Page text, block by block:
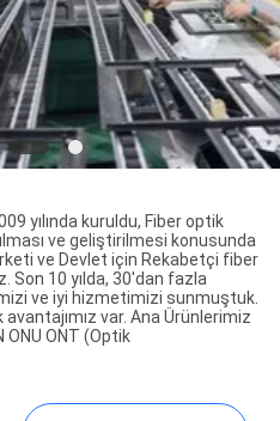
CO.,
yılında kuruldu, Fiber optik
ve geliştirilmesi konusunda
ve Devlet için Rekabetçi fiber
10 yılda, 30'dan fazla
ve iyi hizmetimizi sunmuştuk.
var. Ana Ürünlerimiz
ONU ONT (Optik